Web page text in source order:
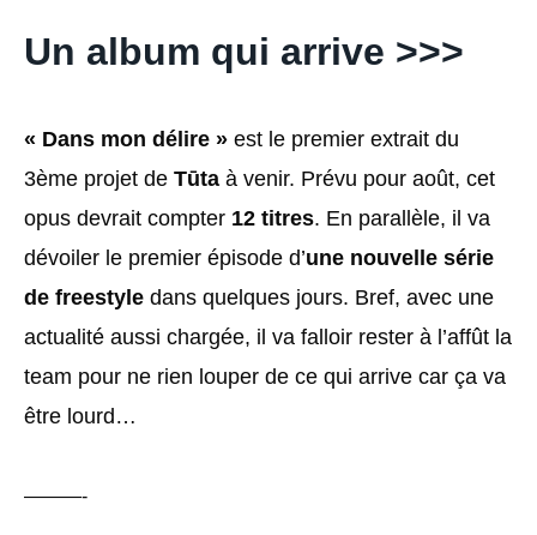
Un album qui arrive >>>
« Dans mon délire » est le premier extrait du
3ème projet de Tūta à venir. Prévu pour août, cet
opus devrait compter 12 titres. En parallèle, il va
dévoiler le premier épisode d’une nouvelle série
de freestyle dans quelques jours. Bref, avec une
actualité aussi chargée, il va falloir rester à l’affût la
team pour ne rien louper de ce qui arrive car ça va
être lourd…
———-